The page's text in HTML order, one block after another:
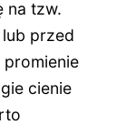
na tzw.
przed
promienie
cienie